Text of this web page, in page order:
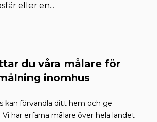
eller en...
du våra målare för
inomhus
kan förvandla ditt hem och ge
har erfarna målare över hela landet